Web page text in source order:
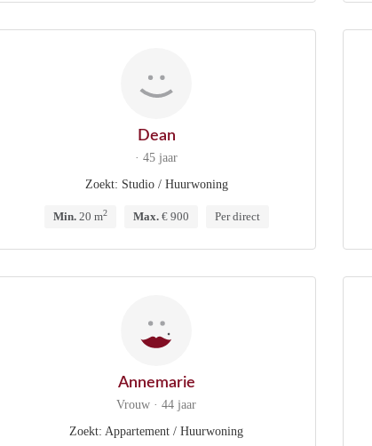
Dean
· 45 jaar
Zoekt: Studio / Huurwoning
Min.20 m2 Max.€ 900 Per direct
Annemarie
Vrouw · 44 jaar
Zoekt: Appartement / Huurwoning